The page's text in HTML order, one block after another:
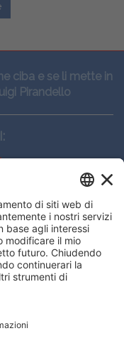
ciba e se li mette in
Pirandello
Milano